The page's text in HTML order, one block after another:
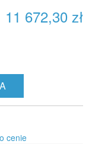
11 672,30 zł
cenie